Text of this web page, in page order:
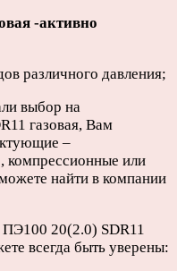
-активно
различного давления;
выбор на
газовая, Вам
–
компрессионные или
найти в компании
ПЭ100 20(2.0) SDR11
всегда быть уверены: